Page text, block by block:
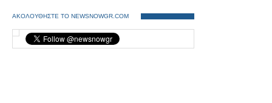
ΑΚΟΛΟΥΘΗΣΤΕ ΤΟ NEWSNOWGR.COM